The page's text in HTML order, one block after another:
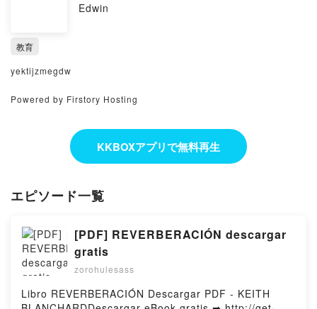
Edwin
教育
yektijzmegdw
Powered by Firstory Hosting
KKBOXアプリで無料再生
エピソード一覧
[PDF] REVERBERACIÓN descargar
gratis
zorohulesass
Libro REVERBERACIÓN Descargar PDF - KEITH